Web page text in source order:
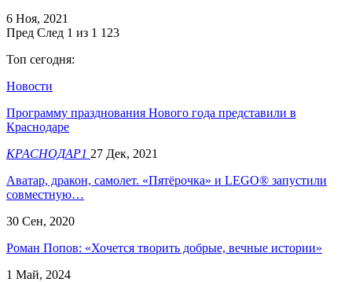
6 Ноя, 2021
Пред След 1 из 1 123
Топ сегодня:
Новости
​Программу празднования Нового года представили в
Краснодаре
КРАСНОДАР1 27 Дек, 2021
Аватар, дракон, самолет. «Пятёрочка» и LEGO® запустили
совместную…
30 Сен, 2020
Роман Попов: «Хочется творить добрые, вечные истории»
1 Май, 2024